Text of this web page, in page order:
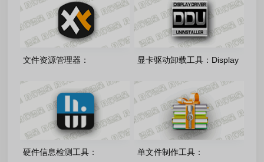
注册绿色版
文件资源管理器：
xyplorer32-27.20.1500 中文
注册绿色版
显卡驱动卸载工具：Display
Driver Uninstaller v18.1.5.6
绿色版
硬件信息检测工具：
单文件制作工具：